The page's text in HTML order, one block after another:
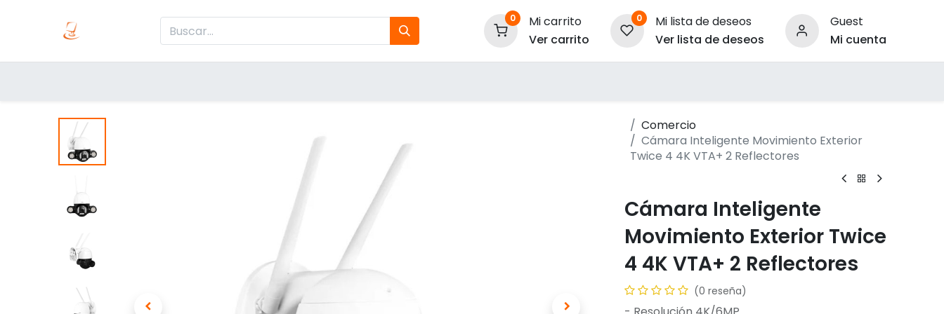
0
Mi carrito
Ver carrito
0
Mi lista de deseos
Ver lista de deseos
Guest
Mi cuenta
Comercio
Cámara Inteligente Movimiento Exterior
Twice 4 4K VTA+ 2 Reflectores
Cámara Inteligente
Movimiento Exterior Twice
4 4K VTA+ 2 Reflectores
(0 reseña)